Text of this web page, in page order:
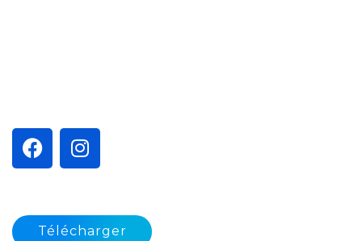
Télécharger